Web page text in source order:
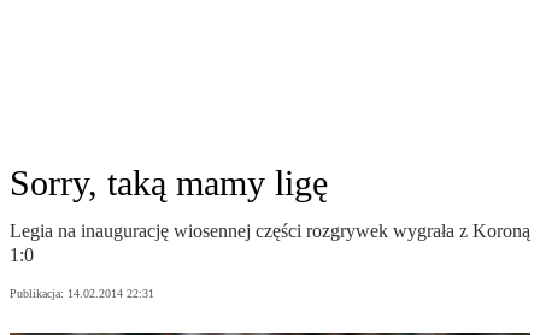
Sorry, taką mamy ligę
Legia na inaugurację wiosennej części rozgrywek wygrała z Koroną
1:0
Publikacja: 14.02.2014 22:31